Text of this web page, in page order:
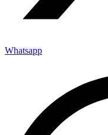
Whatsapp